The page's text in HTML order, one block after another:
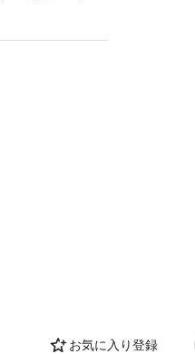
お気に入り登録